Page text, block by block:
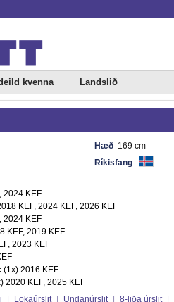
kvenna Landslið
Hæð 169 cm
Ríkisfang
2024 KEF
KEF, 2024 KEF, 2026 KEF
2024 KEF
KEF, 2019 KEF
2023 KEF
(1x) 2016 KEF
2020 KEF, 2025 KEF
| Lokaúrslit | Undanúrslit | 8-liða úrslit |